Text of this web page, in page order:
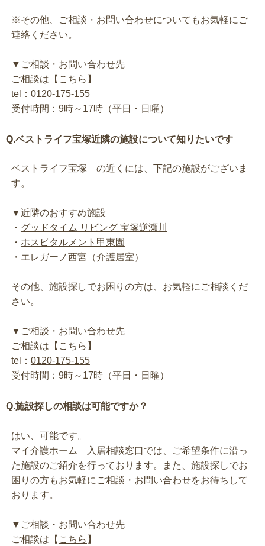
※その他、ご相談・お問い合わせについてもお気軽にご
連絡ください。
▼ご相談・お問い合わせ先
ご相談は【 こちら 】
tel： 0120-175-155
受付時間：9時～17時（平日・日曜）
Q.ベストライフ宝塚近隣の施設について知りたいです
ベストライフ宝塚 の近くには、下記の施設がございま
す。
▼近隣のおすすめ施設
・ グッドタイム リビング 宝塚逆瀬川
・ ホスピタルメント甲東園
・ エレガーノ西宮（介護居室）
その他、施設探しでお困りの方は、お気軽にご相談くだ
さい。
▼ご相談・お問い合わせ先
ご相談は【 こちら 】
tel： 0120-175-155
受付時間：9時～17時（平日・日曜）
Q.施設探しの相談は可能ですか？
はい、可能です。
マイ介護ホーム 入居相談窓口では、ご希望条件に沿っ
た施設のご紹介を行っております。また、施設探しでお
困りの方もお気軽にご相談・お問い合わせをお待ちして
おります。
▼ご相談・お問い合わせ先
ご相談は【 こちら 】